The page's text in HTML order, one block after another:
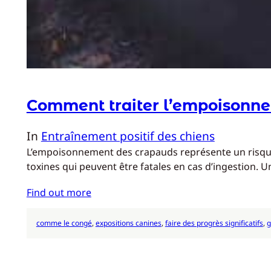
Comment traiter
In Entraînement positif des chiens
L’empoisonnement des crapauds représente un
toxines qui peuvent être fatales en cas d’ingestion.
Find out more
comme le congé, expositions canines, faire des progrès significatifs,